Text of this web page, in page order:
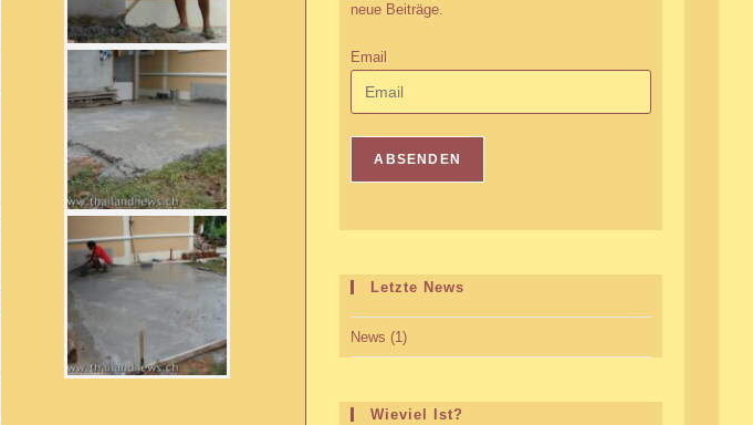
neue Beiträge.
Email
Letzte News
News (1)
Wieviel Ist?